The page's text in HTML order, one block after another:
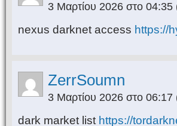
3 Μαρτίου 2026 στο 04:35
nexus darknet access https://
ZerrSoumn
3 Μαρτίου 2026 στο 06:17
dark market list https://